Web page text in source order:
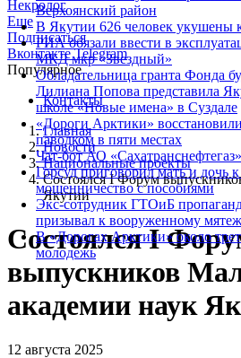
Некролог
Еще
Подписаться
ВконтактеTelegram
Популярное
Верхоянский район
В Якутии 626 человек укушены
РИА обязали ввести в
МКД мкр «Звездный»
Обладательница гранта Фонда
Лилиана Попова представила
школе «Новые имена» в Суздале
«Дороги Арктики»
паводком в пяти местах
Чат-бот АО
Горсуд приговорил мать и дочь
мошенничество с пособиями
Экс-сотрудник ГТОиБ
призывал к вооруженному
В «Дорогах Арктики» около
молодежь
Контакты
Главная
Новости
Национальные проекты
Состоялся I Форум
Якутии
Состоялся I
выпускников
академии наук
12 августа 2025